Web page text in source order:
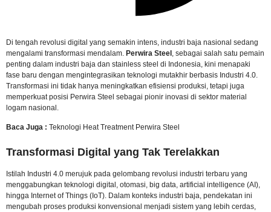
Di tengah revolusi digital yang semakin intens, industri baja nasional sedang
mengalami transformasi mendalam. Perwira Steel , sebagai salah satu pemain
penting dalam industri baja dan stainless steel di Indonesia, kini menapaki
fase baru dengan mengintegrasikan teknologi mutakhir berbasis Industri 4.0.
Transformasi ini tidak hanya meningkatkan efisiensi produksi, tetapi juga
memperkuat posisi Perwira Steel sebagai pionir inovasi di sektor material
logam nasional.
Baca Juga : Teknologi Heat Treatment Perwira Steel
Transformasi Digital yang Tak Terelakkan
Istilah Industri 4.0 merujuk pada gelombang revolusi industri terbaru yang
menggabungkan teknologi digital, otomasi, big data, artificial intelligence (AI),
hingga Internet of Things (IoT). Dalam konteks industri baja, pendekatan ini
mengubah proses produksi konvensional menjadi sistem yang lebih cerdas,